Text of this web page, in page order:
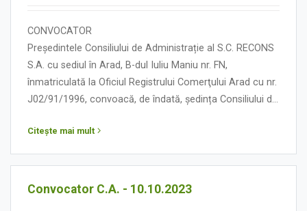
CONVOCATOR
Președintele Consiliului de Administrație al S.C. RECONS
S.A. cu sediul în Arad, B-dul Iuliu Maniu nr. FN,
înmatriculată la Oficiul Registrului Comerţului Arad cu nr.
J02/91/1996, convoacă, de îndată, ședința Consiliului de
cu următoarea:
Citește mai mult
Convocator C.A. - 10.10.2023